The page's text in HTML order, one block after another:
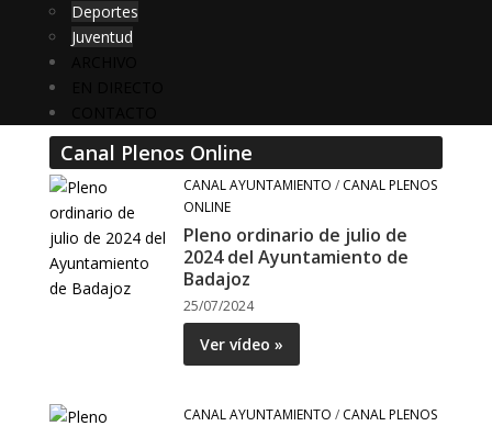
Deportes
Juventud
Canal Plenos Online
CANAL AYUNTAMIENTO / CANAL PLENOS
ONLINE
Pleno ordinario de julio de
2024 del Ayuntamiento de
Badajoz
25/07/2024
Ver vídeo »
CANAL AYUNTAMIENTO / CANAL PLENOS